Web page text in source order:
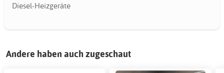
Diesel-Heizgeräte
Andere haben auch zugeschaut